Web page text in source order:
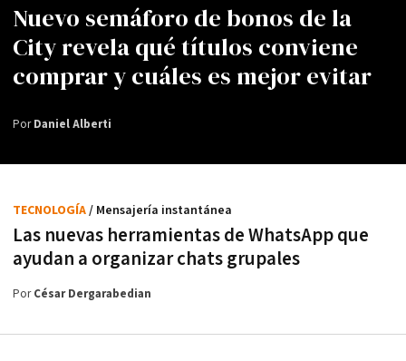
Nuevo semáforo de bonos de la
City revela qué títulos conviene
comprar y cuáles es mejor evitar
PorDaniel Alberti
Las nuevas herramientas de WhatsApp que
ayudan a organizar chats grupales
TECNOLOGÍA/ Mensajería instantánea
PorCésar Dergarabedian